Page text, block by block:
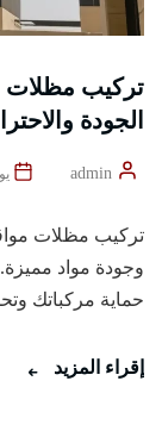
تركيب مظلات
الجودة
تركيب مظلات
وجودة مواد
حماية مركباتك
إقراء المزيد